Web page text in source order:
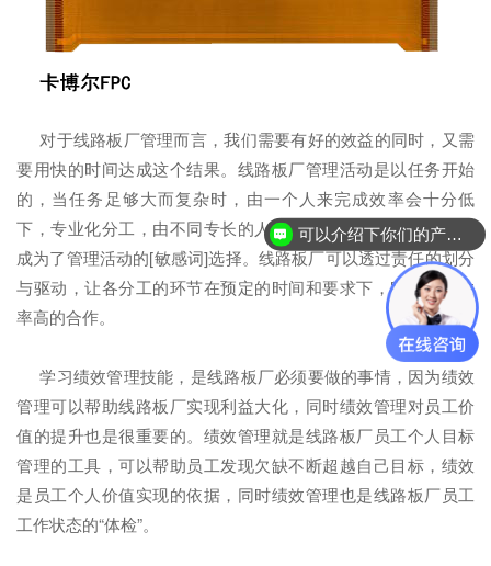
对于线路板厂管理而言，我们需要有好的效益的同时，又需
要用快的时间达成这个结果。线路板厂管理活动是以任务开始
的，当任务足够大而复杂时，由一个人来完成效率会十分低
下，专业化分工，由不同专长的人来完成任务中的某一环节就
成为了管理活动的[敏感词]选择。线路板厂可以透过责任的划分
与驱动，让各分工的环节在预定的时间和要求下，完成优且效
率高的合作。
学习绩效管理技能，是线路板厂必须要做的事情，因为绩效
管理可以帮助线路板厂实现利益大化，同时绩效管理对员工价
值的提升也是很重要的。绩效管理就是线路板厂员工个人目标
管理的工具，可以帮助员工发现欠缺不断超越自己目标，绩效
是员工个人价值实现的依据，同时绩效管理也是线路板厂员工
工作状态的“体检”。
可以介绍下你们的产品么？